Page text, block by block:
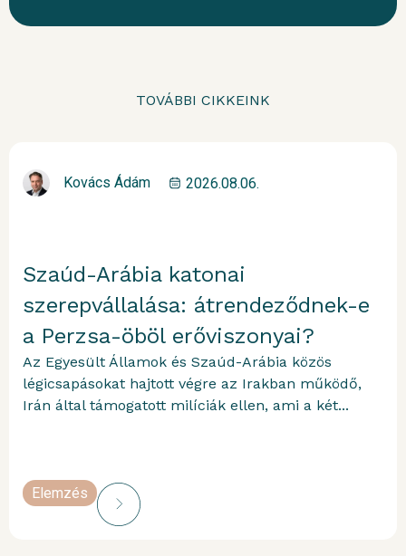
TOVÁBBI CIKKEINK
Kovács Ádám 2026.08.06.
Szaúd-Arábia katonai
szerepvállalása: átrendeződnek-e
a Perzsa-öböl erőviszonyai?
Az Egyesült Államok és Szaúd-Arábia közös
légicsapásokat hajtott végre az Irakban működő,
Irán által támogatott milíciák ellen, ami a két...
Elemzés